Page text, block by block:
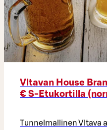
Vltavan House
€ S-Etukortilla
Tunnelmallinen Vltava